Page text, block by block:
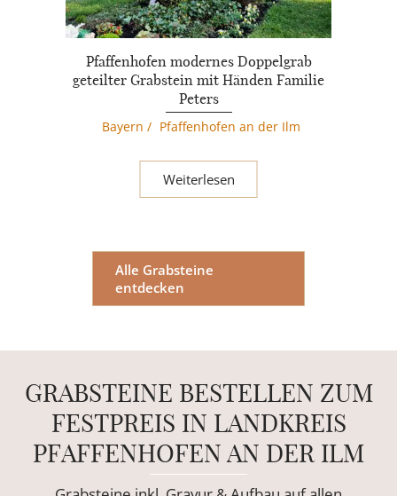
Pfaffenhofen modernes Doppelgrab
geteilter Grabstein mit Händen Familie
Peters
Bayern / Pfaffenhofen an der Ilm
Weiterlesen
Alle Grabsteine
entdecken
GRABSTEINE BESTELLEN ZUM
FESTPREIS IN LANDKREIS
PFAFFENHOFEN AN DER ILM